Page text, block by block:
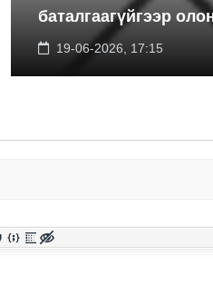
баталгаагүйгээр
экспортын зээлийн
19-06-2026, 17:15